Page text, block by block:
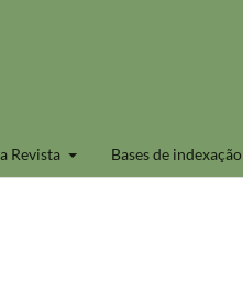
Revista Bases de indexação